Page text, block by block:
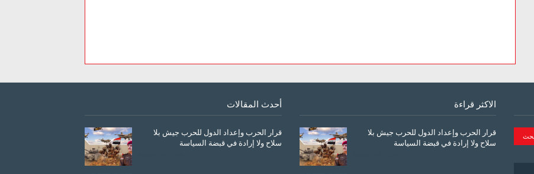
الاكثر قراءة
قرار الحرب وإعداد الدول للحرب جيش بلا
سلاح ولا إرادة في قبضة السياسة
أحدث المقالات
قرار الحرب وإعداد الدول للحرب جيش بلا
سلاح ولا إرادة في قبضة السياسة